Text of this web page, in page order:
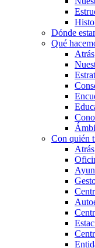
Dónde
Qué
Atrás
Con quién
Atrás